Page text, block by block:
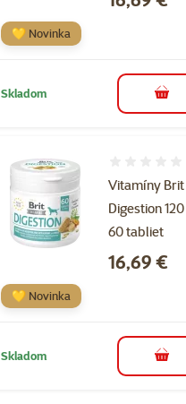
💛 Novinka
Skladom do
Vitamíny Brit
Digestion
60 tabliet
Cena
16,69 €
💛 Novinka
Skladom do